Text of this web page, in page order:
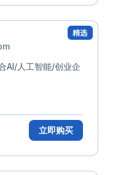
精选
AI/人工智能/创业企
立即购买